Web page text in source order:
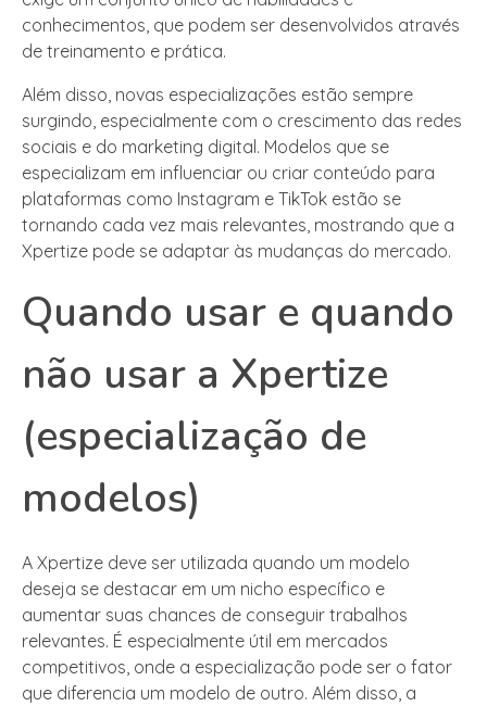
conhecimentos, que podem ser desenvolvidos através
de treinamento e prática.
Além disso, novas especializações estão sempre
surgindo, especialmente com o crescimento das redes
sociais e do marketing digital. Modelos que se
especializam em influenciar ou criar conteúdo para
plataformas como Instagram e TikTok estão se
tornando cada vez mais relevantes, mostrando que a
Xpertize pode se adaptar às mudanças do mercado.
Quando usar e quando
não usar a Xpertize
(especialização de
modelos)
A Xpertize deve ser utilizada quando um modelo
deseja se destacar em um nicho específico e
aumentar suas chances de conseguir trabalhos
relevantes. É especialmente útil em mercados
competitivos, onde a especialização pode ser o fator
que diferencia um modelo de outro. Além disso, a